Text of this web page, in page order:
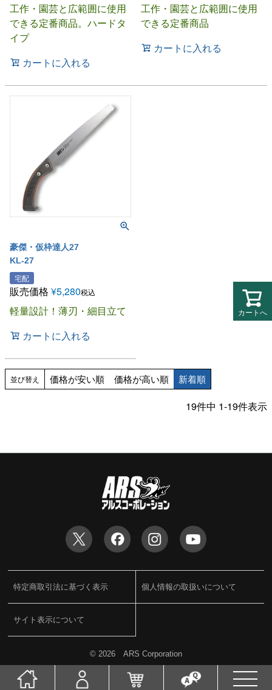
工作・園芸と広範囲に使用
できる定番商品。ハードタ
イプ
カートに入れる
工作・園芸と広範囲に使用
できる定番商品
カートに入れる
豪傑・仮枠達人27
KL-27
宅配
販売価格 ¥5,280税込
軽量設計！薄刃・細目立て
カートに入れる
並び替え 価格が安い順 価格が高い順 新着順
19件中 1-19件表示
カートへ
特定商取引法に基づく表示 個人情報の取扱いについて
サイト表示について
© 2026 ARS Corporation